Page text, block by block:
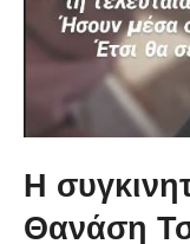
Η
Θανάση